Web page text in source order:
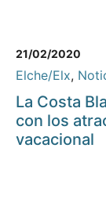
21/02/2020
Elche/Elx,
La Costa
con los
vacacional